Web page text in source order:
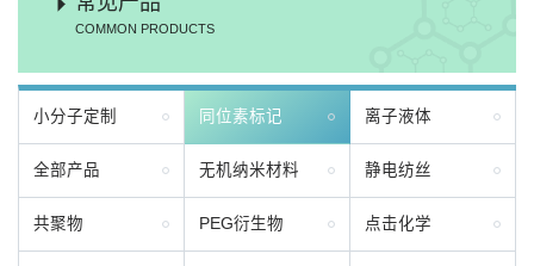
COMMON PRODUCTS
小分子定制 同位素标记 离子液体
全部产品 无机纳米材料 静电纺丝
共聚物 PEG衍生物 点击化学